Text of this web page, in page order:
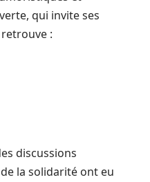
qui invite ses
:
discussions
la solidarité ont eu